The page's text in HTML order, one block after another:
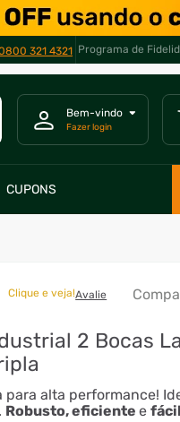
321 4321 Programa de
CUPONS
Clique e veja!Avalie
2 Bocas
para alta performance!
Robusto, eficientee